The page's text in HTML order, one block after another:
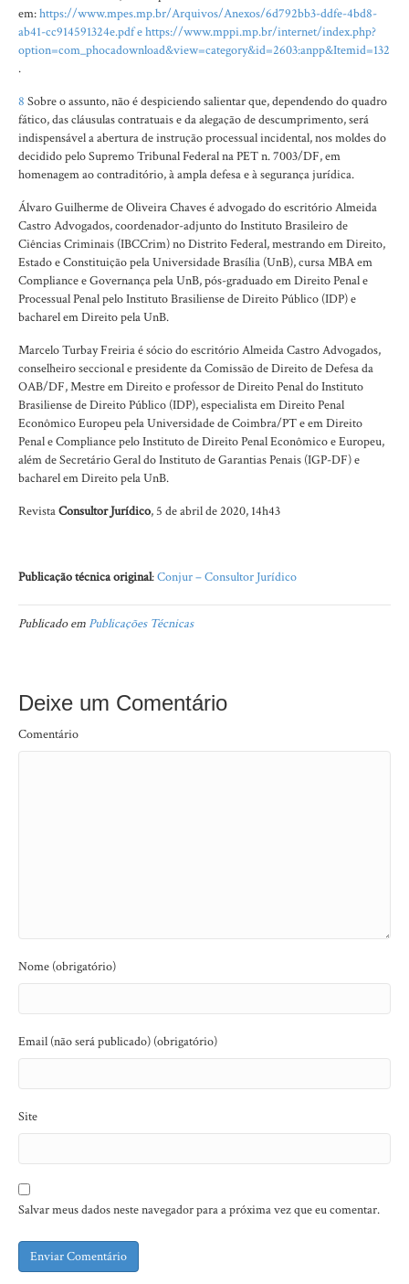
em:https://www.mpes.mp.br/Arquivos/Anexos/6d792bb3-ddfe-4bd8-
ab41-cc914591324e.pdf e https://www.mppi.mp.br/internet/index.php?
option=com_phocadownload&view=category&id=2603:anpp&Itemid=132
.
8 Sobre o assunto, não é despiciendo salientar que, dependendo do quadro
fático, das cláusulas contratuais e da alegação de descumprimento, será
indispensável a abertura de instrução processual incidental, nos moldes do
decidido pelo Supremo Tribunal Federal na PET n. 7003/DF, em
homenagem ao contraditório, à ampla defesa e à segurança jurídica.
Álvaro Guilherme de Oliveira Chaves é advogado do escritório Almeida
Castro Advogados, coordenador-adjunto do Instituto Brasileiro de
Ciências Criminais (IBCCrim) no Distrito Federal, mestrando em Direito,
Estado e Constituição pela Universidade Brasília (UnB), cursa MBA em
Compliance e Governança pela UnB, pós-graduado em Direito Penal e
Processual Penal pelo Instituto Brasiliense de Direito Público (IDP) e
bacharel em Direito pela UnB.
Marcelo Turbay Freiria é sócio do escritório Almeida Castro Advogados,
conselheiro seccional e presidente da Comissão de Direito de Defesa da
OAB/DF, Mestre em Direito e professor de Direito Penal do Instituto
Brasiliense de Direito Público (IDP), especialista em Direito Penal
Econômico Europeu pela Universidade de Coimbra/PT e em Direito
Penal e Compliance pelo Instituto de Direito Penal Econômico e Europeu,
além de Secretário Geral do Instituto de Garantias Penais (IGP-DF) e
bacharel em Direito pela UnB.
RevistaConsultor Jurídico, 5 de abril de 2020, 14h43
Publicação técnica original:Conjur – Consultor Jurídico
Publicado emPublicações Técnicas
Deixe um Comentário
Comentário
Nome (obrigatório)
Email (não será publicado) (obrigatório)
Site
Salvar meus dados neste navegador para a próxima vez que eu comentar.